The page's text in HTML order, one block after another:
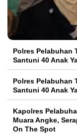
Polres Pelabuhan
Santuni 40 Anak
Polres Pelabuhan
Santuni 40 Anak
Kapolres
Muara Angke,
On The Spot